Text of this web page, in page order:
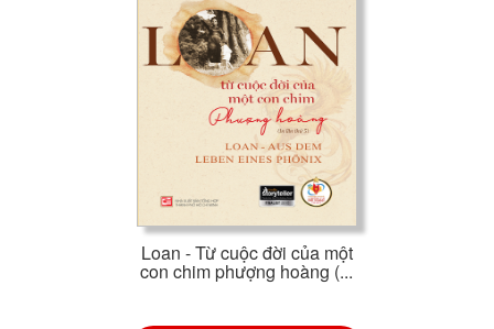
Loan - Từ cuộc đời của một
con chim phượng hoàng (...